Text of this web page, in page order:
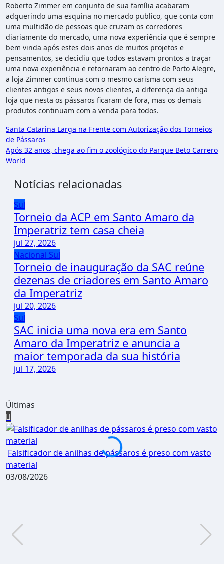
Roberto Zimmer em conjunto de sua família acabaram
adquerindo uma esquina no mercado publico, que conta com
uma multidão de pessoas que cruzam os corredores
diariamente do mercado, uma nova experiência que é sempre
bem vinda após estes dois anos de muitos projetos e
pensamentos, se decidiu que todos estavam prontos a traçar
uma nova experiência e retornaram ao centro de Porto Alegre,
a loja Zimmer continua com o mesmo carisma com seus
clientes antigos e seus novos clientes, a diferença da antiga
loja que nesta os pássaros ficaram de fora, mas os demais
produtos continuam com a venda para todos.
Navegação
de
Post
Santa Catarina Larga na Frente com Autorização dos Torneios
de Pássaros
Após 32 anos, chega ao fim o zoológico do Parque Beto Carrero
World
Notícias relacionadas
Sul
Torneio da ACP em Santo Amaro da
Imperatriz tem casa cheia
jul 27, 2026
Nacional Sul
Torneio de inauguração da SAC reúne
dezenas de criadores em Santo Amaro
da Imperatriz
jul 20, 2026
Sul
SAC inicia uma nova era em Santo
Amaro da Imperatriz e anuncia a
maior temporada da sua história
jul 17, 2026
Últimas
Falsificador de anilhas de pássaros é preso com vasto
material
03/08/2026